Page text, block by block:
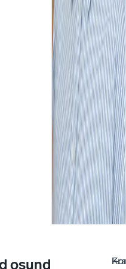
sig
till
oss
om
de
osund –
–